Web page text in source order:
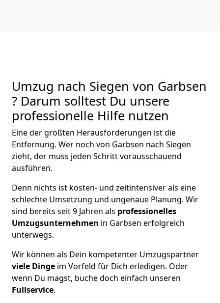
Umzug nach Siegen von Garbsen
? Darum solltest Du unsere
professionelle Hilfe nutzen
Eine der größten Herausforderungen ist die
Entfernung. Wer noch von Garbsen nach Siegen
zieht, der muss jeden Schritt vorausschauend
ausführen.
Denn nichts ist kosten- und zeitintensiver als eine
schlechte Umsetzung und ungenaue Planung. Wir
sind bereits seit 9 Jahren als professionelles
Umzugsunternehmen in Garbsen erfolgreich
unterwegs.
Wir können als Dein kompetenter Umzugspartner
viele Dinge im Vorfeld für Dich erledigen. Oder
wenn Du magst, buche doch einfach unseren
Fullservice.